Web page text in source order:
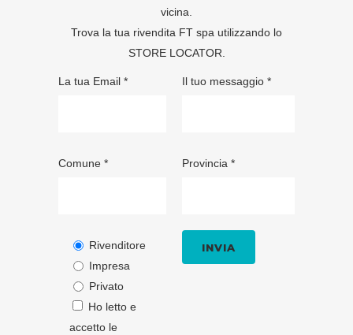
vicina.
Trova la tua rivendita FT spa utilizzando lo
STORE LOCATOR
La tua Email *
Comune *
Rivenditore
Impresa
Privato
Ho letto e
accetto le
Il tuo messaggio *
Provincia *